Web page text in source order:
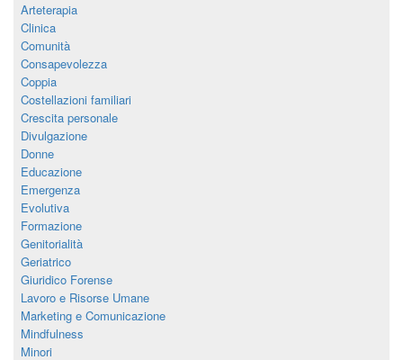
Arteterapia
Clinica
Comunità
Consapevolezza
Coppia
Costellazioni familiari
Crescita personale
Divulgazione
Donne
Educazione
Emergenza
Evolutiva
Formazione
Genitorialità
Geriatrico
Giuridico Forense
Lavoro e Risorse Umane
Marketing e Comunicazione
Mindfulness
Minori